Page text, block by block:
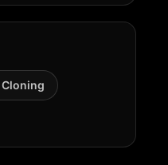
Cloning